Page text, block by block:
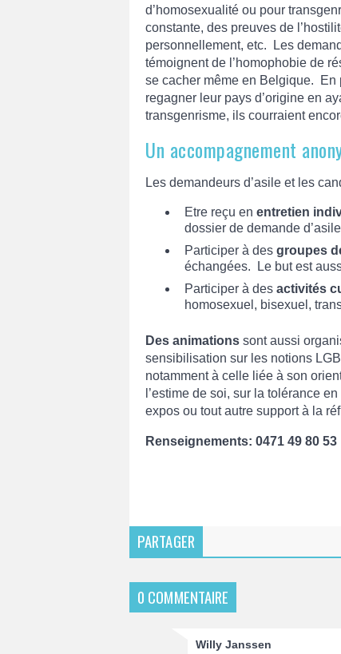
d’homosexualité ou pour
constante, des preuves de
personnellement, etc. Les
témoignent de l’homophobie de
se cacher même en Belgique. En
regagner leur pays d’origine en
transgenrisme, ils courraient
Un accompagnement
Les demandeurs d’asile et les
Etre reçu en entretien
dossier de demande
Participer à des groupes
échangées. Le but est
Participer à des activités
homosexuel, bisexuel,
Des animations sont aussi
sensibilisation sur les notions
notamment à celle liée à son
l’estime de soi, sur la tolérance
expos ou tout autre support à la
Renseignements: 0471 49 80 53
PARTAGER
0 COMMENTAIRE
Willy Janssen